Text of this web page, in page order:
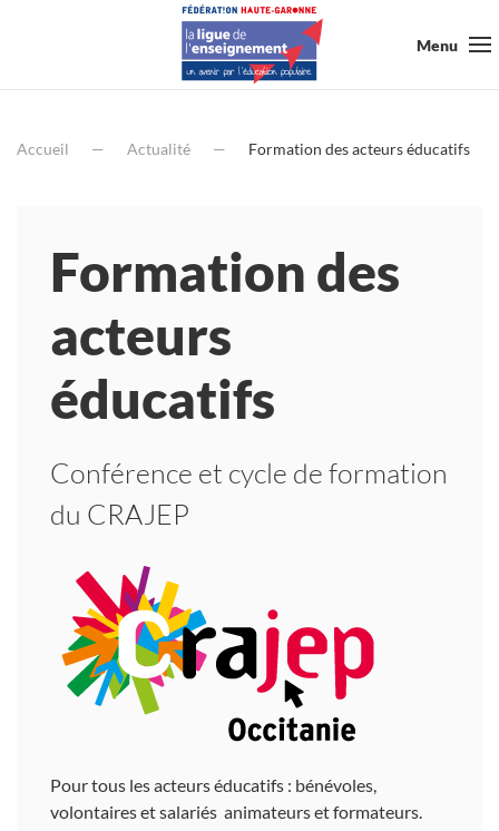
Menu
Accueil Actualité Formation des acteurs éducatifs
Formation des
acteurs
éducatifs
Conférence et cycle de formation
du CRAJEP
Pour tous les acteurs éducatifs : bénévoles,
volontaires et salariés animateurs et formateurs.